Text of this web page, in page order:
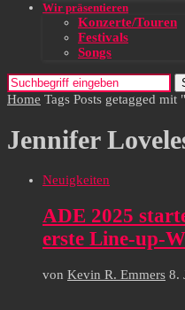
Wir präsentieren
Konzerte/Touren
Festivals
Songs
Home Tags Posts getagged mit
Jennifer
Neuigkeiten
ADE 2025
erste Line-up-
von Kevin R. Emmers 8.